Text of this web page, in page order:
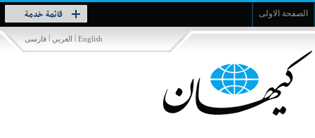
الصفحة الاولى قائمة خدمة
Toggle
navigation
فارسی | العربي | English